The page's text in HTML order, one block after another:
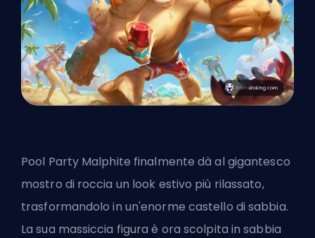
Pool Party Malphite finalmente dà al gigantesco
mostro di roccia un look estivo più rilassato,
trasformandolo in un'enorme castello di sabbia.
La sua massiccia figura è ora scolpita in sabbia